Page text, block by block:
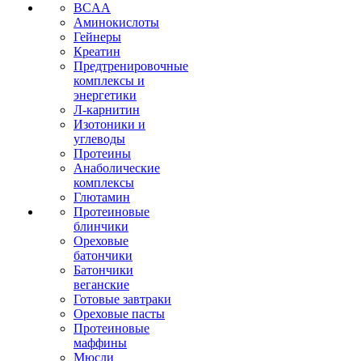
BCAA
Аминокислоты
Гейнеры
Креатин
Предтренировочные
комплексы и
энергетики
Л-карнитин
Изотоники и
углеводы
Протеины
Анаболические
комплексы
Глютамин
Протеиновые
блинчики
Ореховые
батончики
Батончики
веганские
Готовые завтраки
Ореховые пасты
Протеиновые
маффины
Мюсли